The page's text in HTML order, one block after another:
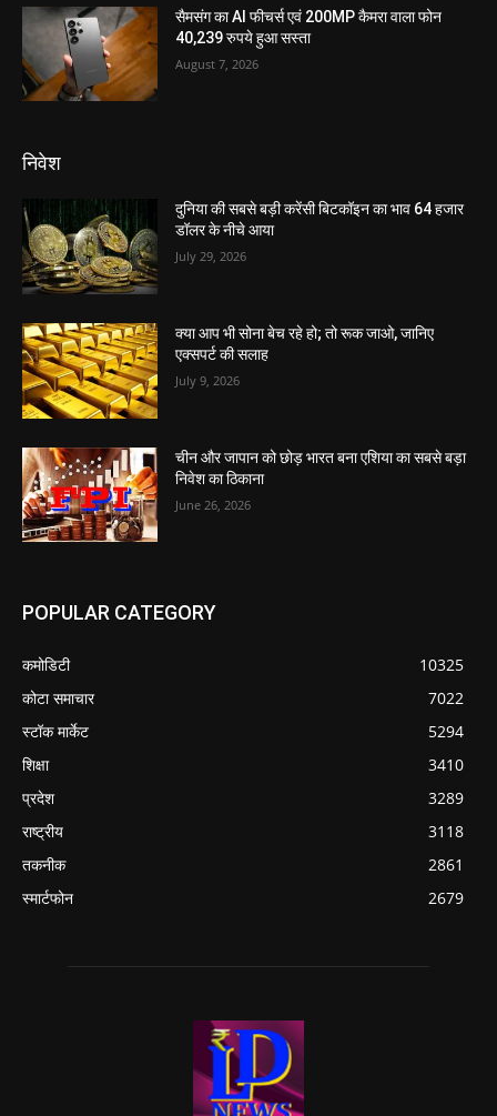
सैमसंग का AI फीचर्स एवं 200MP कैमरा वाला फोन
40,239 रुपये हुआ सस्ता
August 7, 2026
निवेश
दुनिया की सबसे बड़ी करेंसी बिटकॉइन का भाव 64 हजार
डॉलर के नीचे आया
July 29, 2026
क्या आप भी सोना बेच रहे हो; तो रूक जाओ, जानिए
एक्सपर्ट की सलाह
July 9, 2026
चीन और जापान को छोड़ भारत बना एशिया का सबसे बड़ा
निवेश का ठिकाना
June 26, 2026
POPULAR CATEGORY
कमोडिटी
10325
कोटा समाचार
7022
स्टॉक मार्केट
5294
शिक्षा
3410
प्रदेश
3289
राष्ट्रीय
3118
तकनीक
2861
स्मार्टफोन
2679